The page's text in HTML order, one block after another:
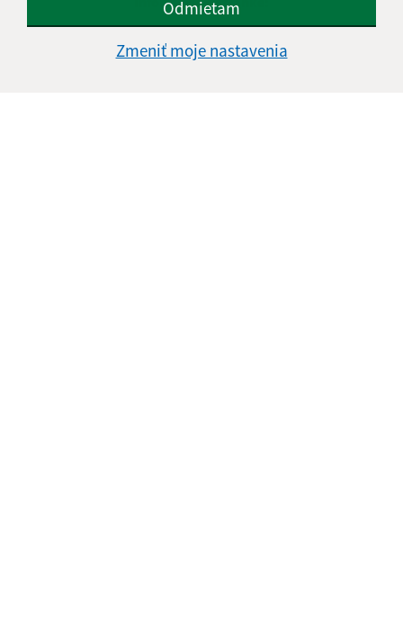
Odmietam
Zmeniť moje nastavenia
Autorské práva